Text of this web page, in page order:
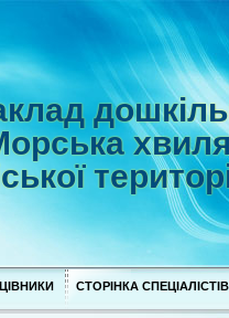
СТОРІНКА СПЕЦІАЛІСТІВ